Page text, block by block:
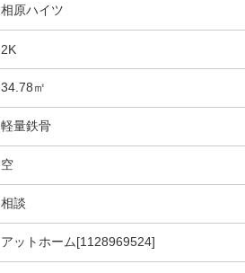
相原ハイツ
2K
34.78㎡
軽量鉄骨
空
相談
アットホーム[1128969524]